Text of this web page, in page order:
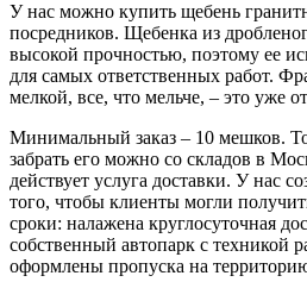
У нас можно купить щебень
посредников. Щебенка из
высокой прочностью, поэтому ее
для самых ответственных работ.
мелкой, все, что мельче, – это уже
Минимальный заказ – 10 мешков.
забрать его можно со складов в
действует услуга доставки. У нас
того, чтобы клиенты могли
сроки: налажена круглосуточная
собственный автопарк с техникой
оформлены пропуска на